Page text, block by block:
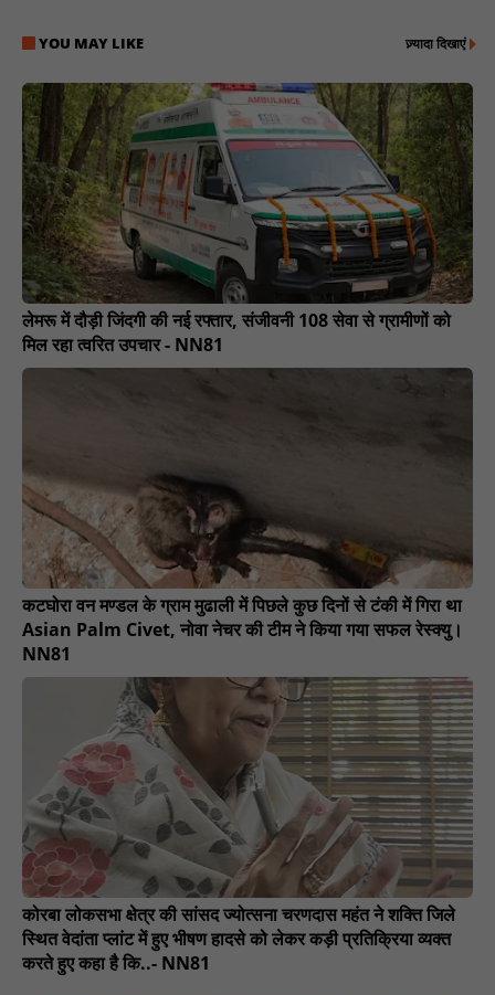
YOU MAY LIKE ज़्यादा दिखाएं
लेमरू में दौड़ी जिंदगी की नई रफ्तार, संजीवनी 108 सेवा से ग्रामीणों को
मिल रहा त्वरित उपचार - NN81
कटघोरा वन मण्डल के ग्राम मुढाली में पिछले कुछ दिनों से टंकी में गिरा था
Asian Palm Civet, नोवा नेचर की टीम ने किया गया सफल रेस्क्यु।
NN81
कोरबा लोकसभा क्षेत्र की सांसद ज्योत्सना चरणदास महंत ने शक्ति जिले
स्थित वेदांता प्लांट में हुए भीषण हादसे को लेकर कड़ी प्रतिक्रिया व्यक्त
करते हुए कहा है कि..- NN81